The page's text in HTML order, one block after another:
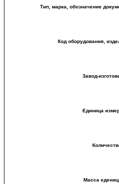
Тип, марка, обозначение
Код оборудования,
Завод-
Единица
Масса